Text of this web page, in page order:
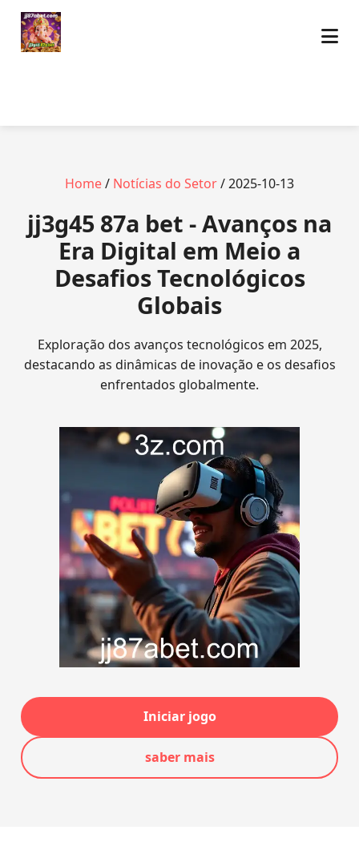
Home/ Notícias do Setor/ 2025-10-13
jj3g45 87a bet - Avanços na
Era Digital em Meio a
Desafios Tecnológicos
Globais
Exploração dos avanços tecnológicos em 2025,
destacando as dinâmicas de inovação e os desafios
enfrentados globalmente.
Iniciar jogo
saber mais